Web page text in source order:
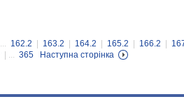
... 162.2 163.2 164.2 165.2 166.2
| ... 365 Наступна сторінка